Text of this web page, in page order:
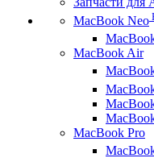
MacBook Neo
MacBook Air
MacBook Pro